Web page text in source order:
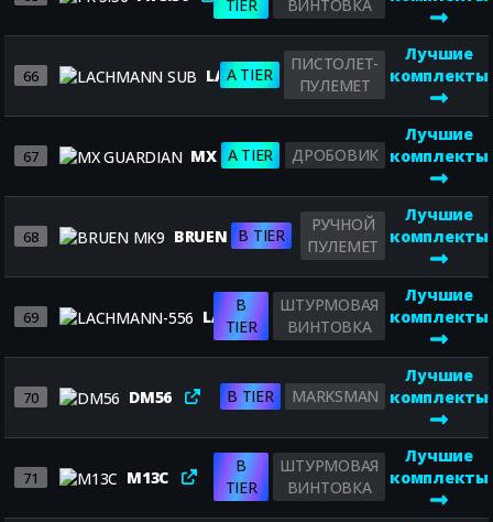
TIER
ВИНТОВКА
66 LACHMANN SUB
A TIER
ПИСТОЛЕТ-
ПУЛЕМЕТ
Лучшие
комплекты
67 MX GUARDIAN
A TIER ДРОБОВИК
Лучшие
комплекты
68 BRUEN MK9
B TIER
РУЧНОЙ
ПУЛЕМЕТ
Лучшие
комплекты
69 LACHMANN-556
B
TIER
ШТУРМОВАЯ
ВИНТОВКА
Лучшие
комплекты
70 DM56 B TIER MARKSMAN
Лучшие
комплекты
71 M13C
B
TIER
ШТУРМОВАЯ
ВИНТОВКА
Лучшие
комплекты